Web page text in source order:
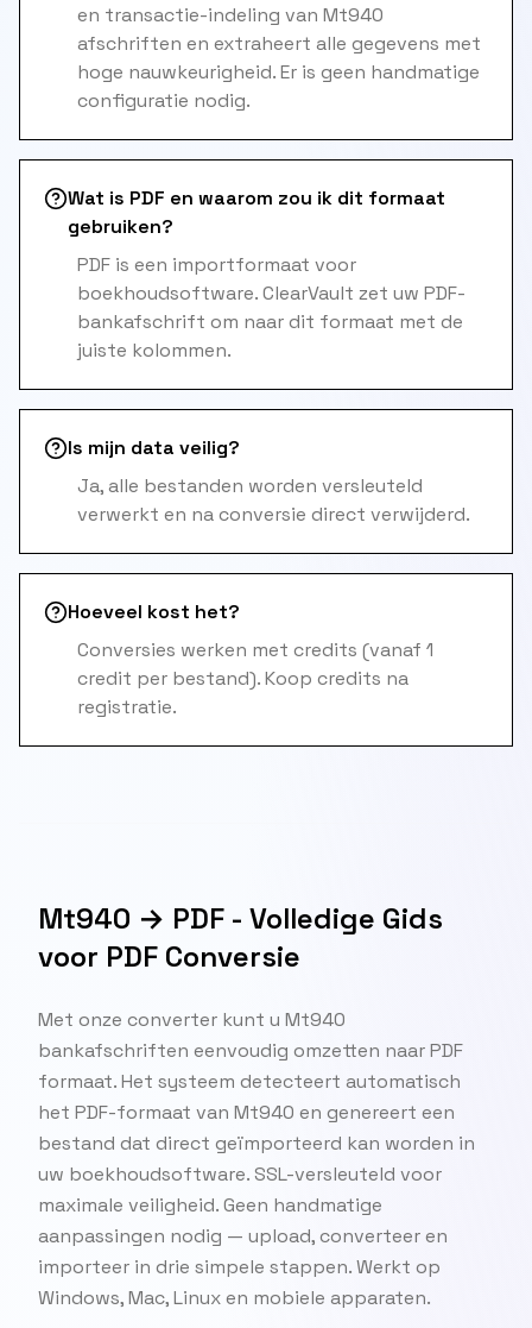
en transactie-indeling van Mt940
afschriften en extraheert alle gegevens met
hoge nauwkeurigheid. Er is geen handmatige
configuratie nodig.
Wat is PDF en waarom zou ik dit formaat
gebruiken?
PDF is een importformaat voor
boekhoudsoftware. ClearVault zet uw PDF-
bankafschrift om naar dit formaat met de
juiste kolommen.
Is mijn data veilig?
Ja, alle bestanden worden versleuteld
verwerkt en na conversie direct verwijderd.
Hoeveel kost het?
Conversies werken met credits (vanaf 1
credit per bestand). Koop credits na
registratie.
Mt940 → PDF - Volledige Gids
voor PDF Conversie
Met onze converter kunt u Mt940
bankafschriften eenvoudig omzetten naar PDF
formaat. Het systeem detecteert automatisch
het PDF-formaat van Mt940 en genereert een
bestand dat direct geïmporteerd kan worden in
uw boekhoudsoftware. SSL-versleuteld voor
maximale veiligheid. Geen handmatige
aanpassingen nodig — upload, converteer en
importeer in drie simpele stappen. Werkt op
Windows, Mac, Linux en mobiele apparaten.